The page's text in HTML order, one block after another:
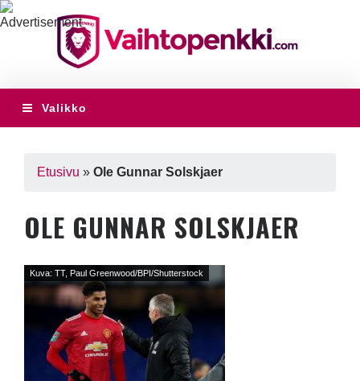
Valikko
Etusivu » Ole Gunnar Solskjaer
OLE GUNNAR SOLSKJAER
Kuva: TT, Paul Greenwood/BPI/Shutterstock